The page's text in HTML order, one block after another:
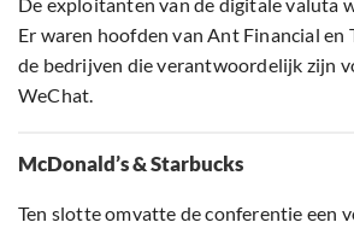
Er waren hoofden van Ant Financial en
de bedrijven die verantwoordelijk zijn
WeChat.
McDonald’s & Starbucks
Ten slotte omvatte de conferentie een